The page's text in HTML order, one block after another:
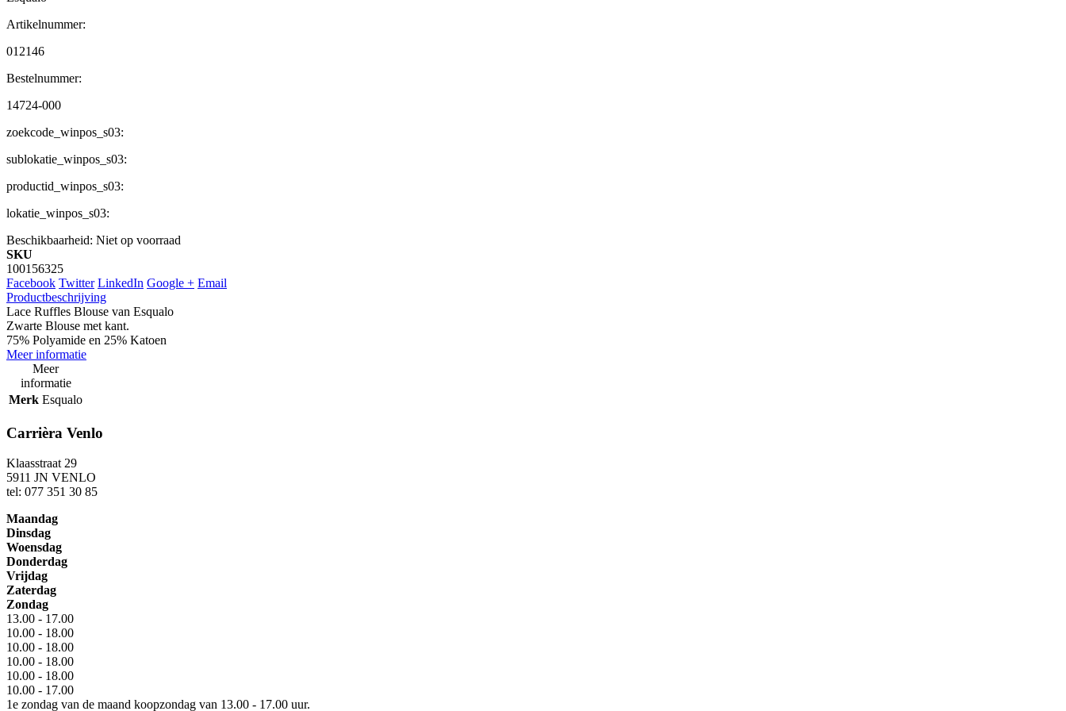
Artikelnummer:
012146
Bestelnummer:
14724-000
zoekcode_winpos_s03:
sublokatie_winpos_s03:
productid_winpos_s03:
lokatie_winpos_s03:
Beschikbaarheid: Niet op voorraad
SKU
100156325
Facebook Twitter LinkedIn Google + Email
Productbeschrijving
Lace Ruffles Blouse van Esqualo
Zwarte Blouse met kant.
75% Polyamide en 25% Katoen
Meer informatie
Meer
informatie
Merk Esqualo
Carrièra Venlo
Klaasstraat 29
5911 JN VENLO
tel: 077 351 30 85
Maandag
Dinsdag
Woensdag
Donderdag
Vrijdag
Zaterdag
Zondag
13.00 - 17.00
10.00 - 18.00
10.00 - 18.00
10.00 - 18.00
10.00 - 18.00
10.00 - 17.00
1e zondag van de maand koopzondag van 13.00 - 17.00 uur.